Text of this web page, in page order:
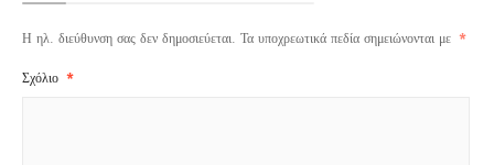
Η ηλ. διεύθυνση σας δεν δημοσιεύεται. Τα υποχρεωτικά πεδία σημειώνονται με *
Σχόλιο *